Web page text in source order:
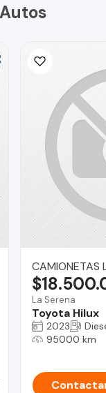
CAMIONETAS
La Serena
Toyota Hilux
2023
95000 km